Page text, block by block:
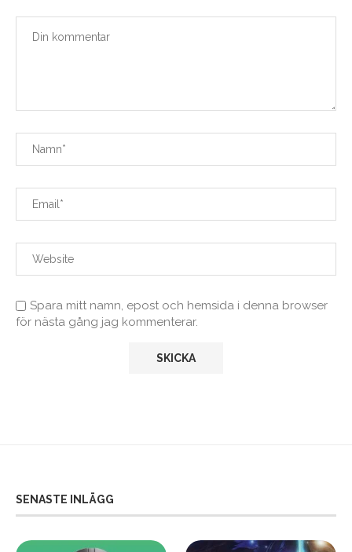
Spara mitt namn, epost och hemsida i denna browser
för nästa gång jag kommenterar.
SENASTE INLÄGG